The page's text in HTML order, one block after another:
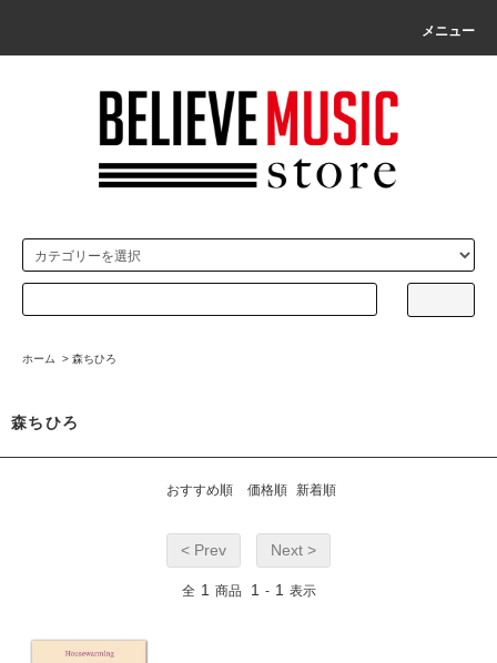
メニュー
ホーム > 森ちひろ
森ちひろ
おすすめ順 価格順 新着順
< Prev Next >
全 1 商品 1 - 1 表示